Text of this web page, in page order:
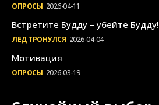
ОПРОСЫ 2026-04-11
Встретите Будду – убейте Будду!
ЛЕД ТРОНУЛСЯ 2026-04-04
Мотивация
ОПРОСЫ 2026-03-19